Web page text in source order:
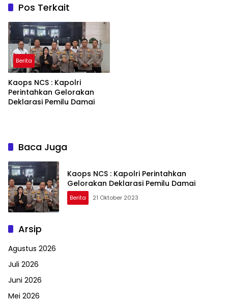
Pos Terkait
Berita
Kaops NCS : Kapolri
Perintahkan Gelorakan
Deklarasi Pemilu Damai
Baca Juga
Kaops NCS : Kapolri Perintahkan
Gelorakan Deklarasi Pemilu Damai
Berita 21 Oktober 2023
Arsip
Agustus 2026
Juli 2026
Juni 2026
Mei 2026